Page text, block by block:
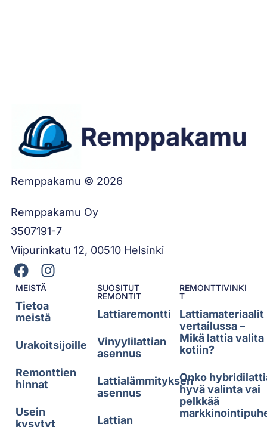
Remppakamu © 2026
Remppakamu Oy
3507191-7
Viipurinkatu 12, 00510 Helsinki
MEISTÄ
Tietoa
meistä
Urakoitsijoille
Remonttien
hinnat
Usein
kysytyt
SUOSITUT
REMONTIT
Lattiaremontti
Vinyylilattian
asennus
Lattialämmityksen
asennus
Lattian
REMONTTIVINKI
T
Lattiamateriaalit
vertailussa –
Mikä lattia valita
kotiin?
Onko
hyvä valinta vai
pelkkää